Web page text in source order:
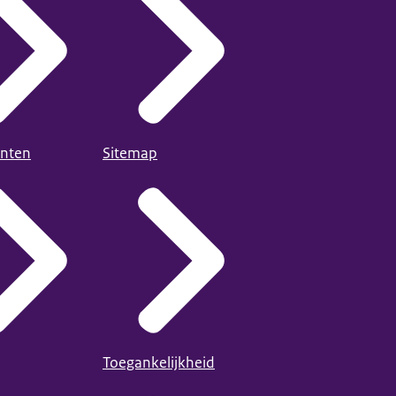
Sitemap
Toegankelijkheid